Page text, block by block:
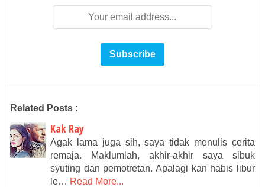
Related Posts :
Kak Ray
Agak lama juga sih, saya tidak menulis cerita
remaja. Maklumlah, akhir-akhir saya sibuk
syuting dan pemotretan. Apalagi kan habis libur
le… Read More...